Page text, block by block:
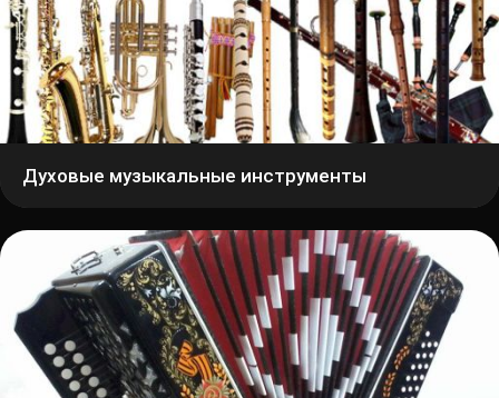
Духовые музыкальные инструменты